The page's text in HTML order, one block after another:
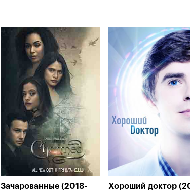
Зачарованные (2018-
Хороший доктор